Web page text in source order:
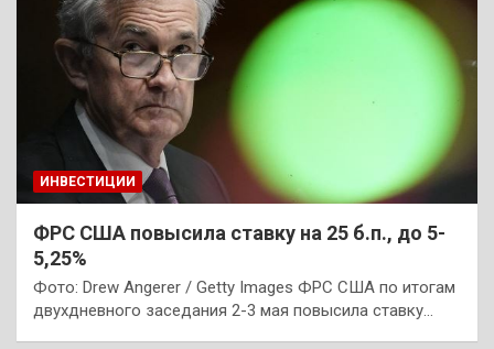
ИНВЕСТИЦИИ
ФРС США повысила ставку на 25 б.п., до 5-
5,25%
Фото: Drew Angerer / Getty Images ФРС США по итогам
двухдневного заседания 2-3 мая повысила ставку…